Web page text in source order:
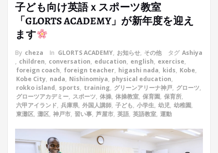
子ども向け英語ｘスポーツ教室
「GLORTS ACADEMY」が新年度を迎え
ます
By cheza In GLORTS ACADEMY, お知らせ, その他 タグ Ashiya
, children, conversation, education, english, exercise,
foreign coach, foreign teacher, higashi nada, kids, Kobe,
Kobe City, nada, Nishinomiya, physical education,
rokko island, sports, training, グリーンアリーナ神戸, グローツ,
グローツアカデミー, スポーツ, 体操, 体操教室, 保育園, 保育所,
六甲アイランド, 兵庫県, 外国人講師, 子ども, 小学生, 幼児, 幼稚園,
東灘区, 灘区, 神戸市, 習い事, 芦屋市, 英語, 英語教室, 運動